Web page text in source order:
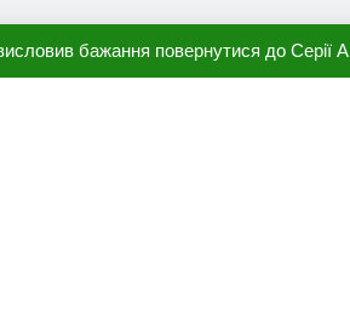
бажання повернутися до Серії А